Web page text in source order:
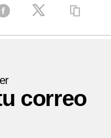
correo